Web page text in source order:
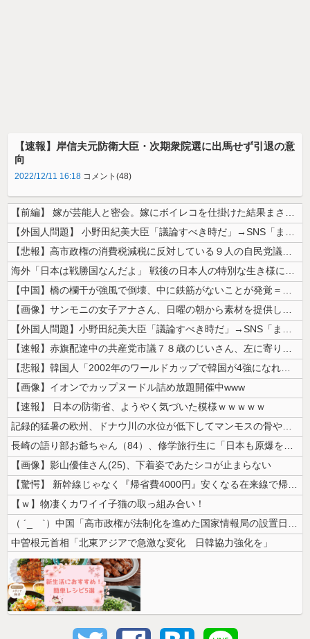
【速報】岸信夫元防衛大臣・次期衆院選に出馬せず引退の意
向
2022/12/11 16:18 コメント(48)
【前編】 嫁が芸能人と密会。嫁にボイレコを仕掛けた結果まさかの
【外国人問題】 小野田紀美大臣「議論すべき時だ」→SNS「まだ議論もし...
【悲報】高市政権の消費税減税に反対している９人の自民党議員が全て判明！...
海外「日本は戦勝国なんだよ」 戦後の日本人の特別な生き様に各国から称賛...
【中国】橋の欄干が強風で倒壊、中に鉄筋がないことが発覚＝当局「接着剤で...
【画像】サンモニの女子アナさん、日曜の朝から素材を提供してしまう
【外国人問題】小野田紀美大臣「議論すべき時だ」→SNS「まだ議論もして...
【速報】赤旗配達中の共産党市議７８歳のじいさん、左に寄りすぎたか車で民...
【悲報】韓国人「2002年のワールドカップで韓国が4強になれたのって買...
【画像】イオンでカップヌードル詰め放題開催中www
【速報】 日本の防衛省、ようやく気づいた模様ｗｗｗｗｗ
記録的猛暑の欧州、ドナウ川の水位が低下してマンモスの骨や沈没したドイツ...
長崎の語り部お爺ちゃん（84）、修学旅行生に「日本も原爆を持たないと負...
【画像】影山優佳さん(25)、下着姿であたシコが止まらない
【驚愕】 新幹線じゃなく『帰省費4000円』安くなる在来線で帰省した結...
【ｗ】物凄くカワイイ子猫の取っ組み合い！
（ ´_ゝ`）中国「高市政権が法制化を進めた国家情報局の設置日が7月3...
中曽根元首相「北東アジアで急激な変化 日韓協力強化を」